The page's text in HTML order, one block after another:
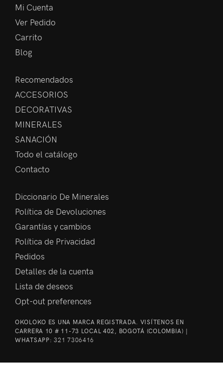
Mi Cuenta
Ver Pedido
Carrito
Blog
Recomendados
ACCESORIOS
DECORATIVAS
MINERALES
SANACIÓN
Todo el catálogo
Contacto
Diccionario De Minerales
Política de Devoluciones
Garantías y cambios
Política de Privacidad
Pedidos
Detalles de la cuenta
Lista de deseos
Opt-out preferences
OKOLOKO ES UNA MARCA REGISTRADA. VISÍTENOS EN
CARRERA 10 # 11-73 LOCAL 402, BOGOTÁ (COLOMBIA) |
WHATSAPP:321 7306416